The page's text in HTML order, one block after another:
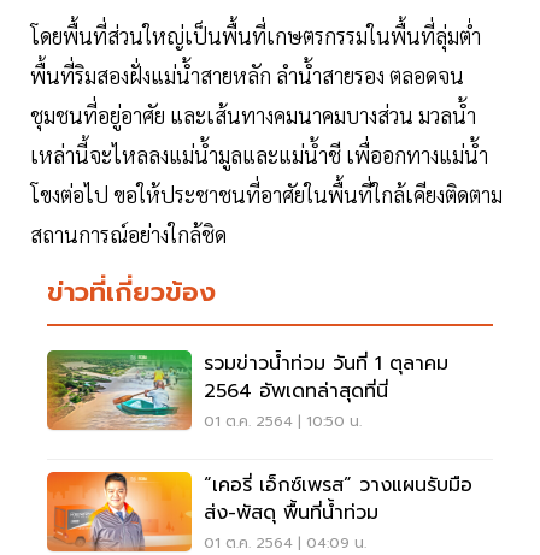
โดยพื้นที่ส่วนใหญ่เป็นพื้นที่เกษตรกรรมในพื้นที่ลุ่มต่ำ
พื้นที่ริมสองฝั่งแม่น้ำสายหลัก ลำน้ำสายรอง ตลอดจน
ชุมชนที่อยู่อาศัย และเส้นทางคมนาคมบางส่วน มวลน้ำ
เหล่านี้จะไหลลงแม่น้ำมูลและแม่น้ำชี เพื่ออกทางแม่น้ำ
โขงต่อไป ขอให้ประชาชนที่อาศัยในพื้นที่ใกล้เคียงติดตาม
สถานการณ์อย่างใกล้ชิด
ข่าวที่เกี่ยวข้อง
รวมข่าวน้ำท่วม วันที่ 1 ตุลาคม
2564 อัพเดทล่าสุดที่นี่
01 ต.ค. 2564 | 10:50 น.
“เคอรี่ เอ็กซ์เพรส” วางแผนรับมือ
ส่ง-พัสดุ พื้นที่น้ำท่วม
01 ต.ค. 2564 | 04:09 น.